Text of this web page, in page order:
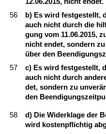
56
b) Es wird fest­ge­stellt,
auch nicht durch die
gung vom 11.06.2015,
nicht en­det, son­dern
über den
57
c) Es wird fest­ge­stellt,
auch nicht durch
det, son­dern zu
den
58
d) Die Wi­der­kla­ge der
wird kos­ten­pflich­tig